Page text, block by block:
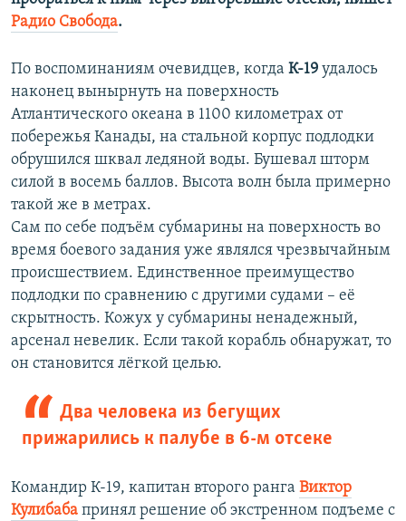
Радио Свобода.
По воспоминаниям очевидцев, когда К-19 удалось
наконец вынырнуть на поверхность
Атлантического океана в 1100 километрах от
побережья Канады, на стальной корпус подлодки
обрушился шквал ледяной воды. Бушевал шторм
силой в восемь баллов. Высота волн была примерно
такой же в метрах.
Сам по себе подъём субмарины на поверхность во
время боевого задания уже являлся чрезвычайным
происшествием. Единственное преимущество
подлодки по сравнению с другими судами – её
скрытность. Кожух у субмарины ненадежный,
арсенал невелик. Если такой корабль обнаружат, то
он становится лёгкой целью.
Два человека из бегущих
прижарились к палубе в 6-м отсеке
Командир К-19, капитан второго ранга Виктор
Кулибаба принял решение об экстренном подъеме с